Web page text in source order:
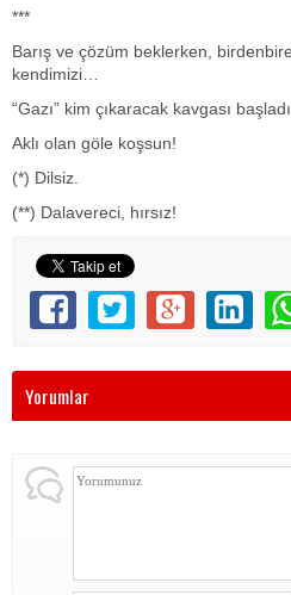
***
Barış ve çözüm beklerken,
kendimizi…
“Gazı” kim çıkaracak kavgası
Aklı olan göle koşsun!
(*) Dilsiz.
(**) Dalavereci, hırsız!
Yorumlar